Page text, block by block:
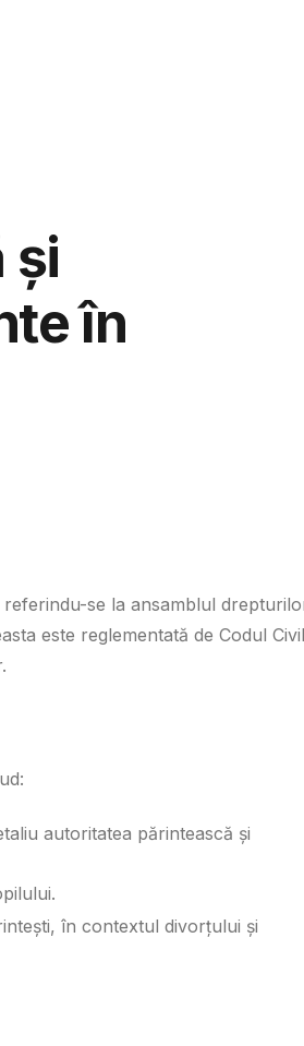
și
în
se la ansamblul
este reglementată de Codul
autoritatea părintească și
în contextul divorțului și